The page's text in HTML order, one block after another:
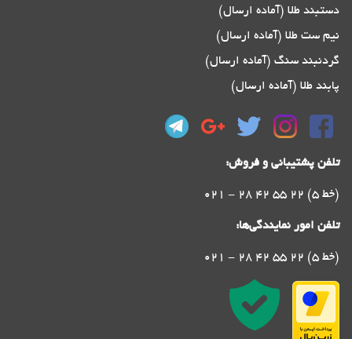
دستبند طلا (آماده ارسال)
نیم ست طلا (آماده ارسال)
گردنبند سنگ (آماده ارسال)
پابند طلا (آماده ارسال)
تلفن پشتیبانی و فروش:
021 - 28 42 55 22 (5 خط)
تلفن امور نمایندگی‌ها:
021 - 28 42 55 22 (5 خط)